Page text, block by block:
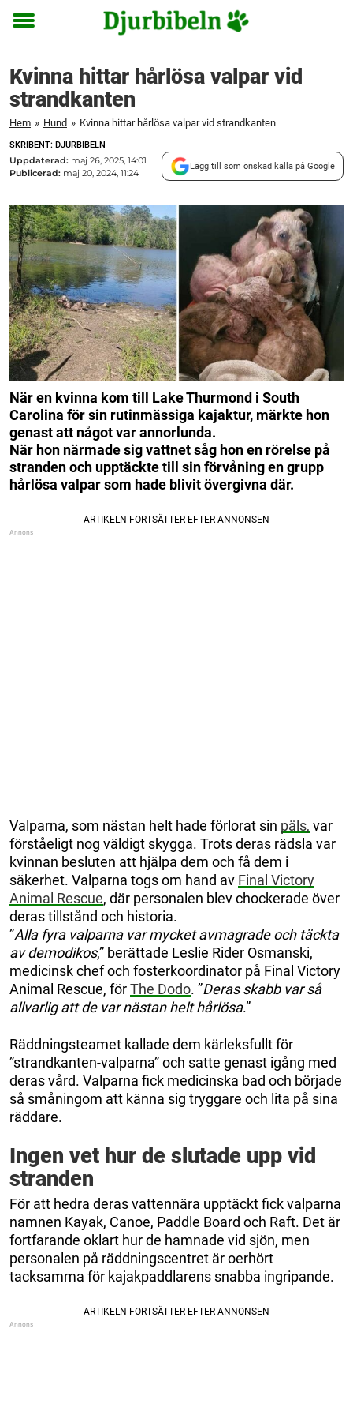
Toggle
Kvinna hittar hårlösa valpar vid
strandkanten
Hem » Hund » Kvinna hittar hårlösa valpar vid strandkanten
SKRIBENT: DJURBIBELN
Uppdaterad: maj 26, 2025, 14:01
Publicerad: maj 20, 2024, 11:24
Lägg till som önskad källa på Google
När en kvinna kom till Lake Thurmond i South
Carolina för sin rutinmässiga kajaktur, märkte hon
genast att något var annorlunda.
När hon närmade sig vattnet såg hon en rörelse på
stranden och upptäckte till sin förvåning en grupp
hårlösa valpar som hade blivit övergivna där.
Valparna, som nästan helt hade förlorat sin päls, var
förståeligt nog väldigt skygga. Trots deras rädsla var
kvinnan besluten att hjälpa dem och få dem i
säkerhet. Valparna togs om hand av Final Victory
Animal Rescue, där personalen blev chockerade över
deras tillstånd och historia.
”Alla fyra valparna var mycket avmagrade och täckta
av demodikos,” berättade Leslie Rider Osmanski,
medicinsk chef och fosterkoordinator på Final Victory
Animal Rescue, förThe Dodo. ”Deras skabb var så
allvarlig att de var nästan helt hårlösa.”
Räddningsteamet kallade dem kärleksfullt för
”strandkanten-valparna” och satte genast igång med
deras vård. Valparna fick medicinska bad och började
så småningom att känna sig tryggare och lita på sina
räddare.
Ingen vet hur de slutade upp vid
stranden
För att hedra deras vattennära upptäckt fick valparna
namnen Kayak, Canoe, Paddle Board och Raft. Det är
fortfarande oklart hur de hamnade vid sjön, men
personalen på räddningscentret är oerhört
tacksamma för kajakpaddlarens snabba ingripande.